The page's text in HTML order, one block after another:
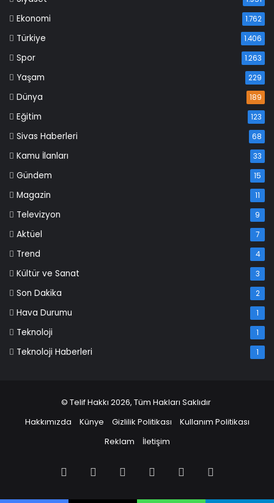
Ekonomi 1.762
Türkiye 1.406
Spor 1.263
Yaşam 229
Dünya 189
Eğitim 123
Sivas Haberleri 68
Kamu İlanları 33
Gündem 15
Magazin 11
Televizyon 9
Aktüel 7
Trend 4
Kültür ve Sanat 3
Son Dakika 2
Hava Durumu 1
Teknoloji 1
Teknoloji Haberleri 1
© Telif Hakkı 2026, Tüm Hakları Saklıdır
Hakkımızda
Künye Gizlilik Politikası
Kullanım Politikası
Reklam
İletişim
Facebook PinterestLinkedInYouTube